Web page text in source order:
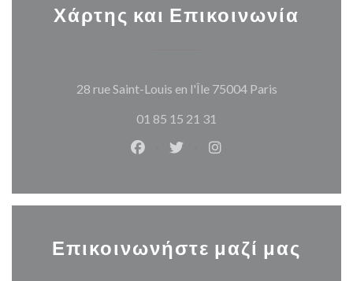
Χάρτης και Επικοινωνία
28 rue Saint-Louis en l'Île 75004 Paris((ανοίγει σε
01 85 15 21 31
Facebook ((ανοίγει σε νέο
Twitter ((ανοίγει σε νέο
Instagram ((ανοίγει
Επικοινωνήστε μαζί μας